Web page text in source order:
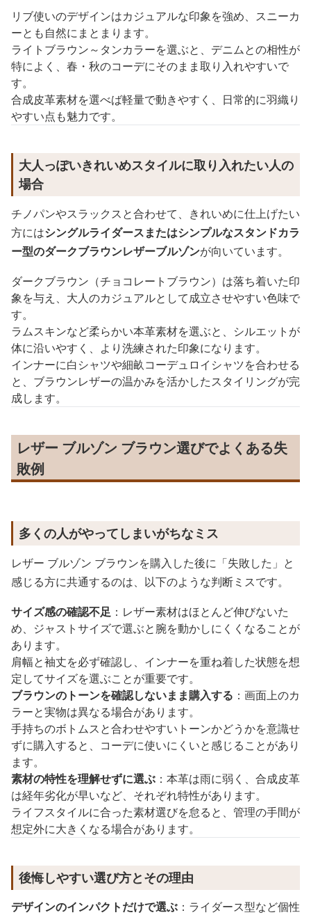
リブ使いのデザインはカジュアルな印象を強め、スニーカ
ーとも自然にまとまります。
ライトブラウン～タンカラーを選ぶと、デニムとの相性が
特によく、春・秋のコーデにそのまま取り入れやすいで
す。
合成皮革素材を選べば軽量で動きやすく、日常的に羽織り
やすい点も魅力です。
大人っぽいきれいめスタイルに取り入れたい人の
場合
チノパンやスラックスと合わせて、きれいめに仕上げたい
方にはシングルライダースまたはシンプルなスタンドカラ
ー型のダークブラウンレザーブルゾンが向いています。
ダークブラウン（チョコレートブラウン）は落ち着いた印
象を与え、大人のカジュアルとして成立させやすい色味で
す。
ラムスキンなど柔らかい本革素材を選ぶと、シルエットが
体に沿いやすく、より洗練された印象になります。
インナーに白シャツや細畝コーデュロイシャツを合わせる
と、ブラウンレザーの温かみを活かしたスタイリングが完
成します。
レザー ブルゾン ブラウン選びでよくある失
敗例
多くの人がやってしまいがちなミス
レザー ブルゾン ブラウンを購入した後に「失敗した」と
感じる方に共通するのは、以下のような判断ミスです。
サイズ感の確認不足 ：レザー素材はほとんど伸びないた
め、ジャストサイズで選ぶと腕を動かしにくくなることが
あります。
肩幅と袖丈を必ず確認し、インナーを重ね着した状態を想
定してサイズを選ぶことが重要です。
ブラウンのトーンを確認しないまま購入する ：画面上のカ
ラーと実物は異なる場合があります。
手持ちのボトムスと合わせやすいトーンかどうかを意識せ
ずに購入すると、コーデに使いにくいと感じることがあり
ます。
素材の特性を理解せずに選ぶ ：本革は雨に弱く、合成皮革
は経年劣化が早いなど、それぞれ特性があります。
ライフスタイルに合った素材選びを怠ると、管理の手間が
想定外に大きくなる場合があります。
後悔しやすい選び方とその理由
デザインのインパクトだけで選ぶ ：ライダース型など個性